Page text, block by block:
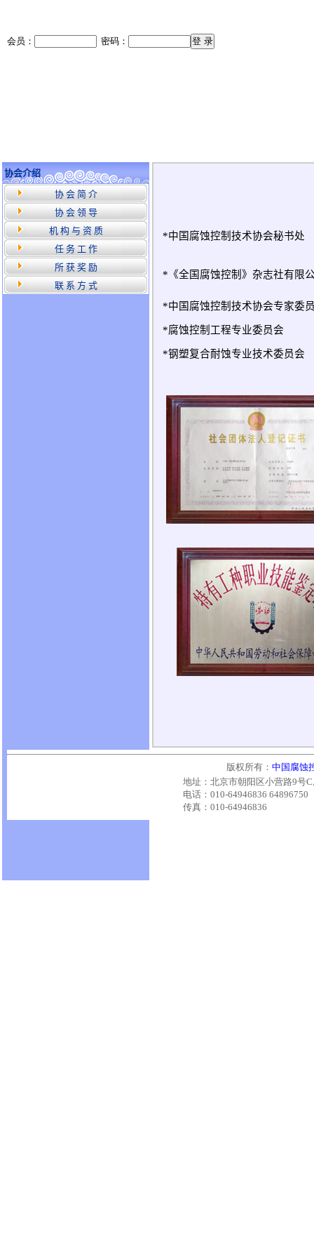
协会介绍
协 会 简 介
协 会 领 导
机 构 与 资 质
任 务 工 作
所 获 奖 励
联 系 方 式
*中国腐蚀控制技术协会秘书处
*《全国腐蚀控制》杂志社有限
*中国腐蚀控制技术协会专家委
*腐蚀控制工程专业委员会
*钢塑复合耐蚀专业技术委员会